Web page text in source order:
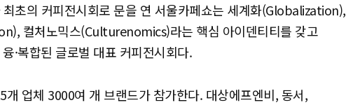
초의 커피전시회로 문을 연 서울카페쇼는 세계화(Globalization),
컬처노믹스(Culturenomics)라는 핵심 아이덴티티를 갖고
·복합된 글로벌 대표 커피전시회다.
개 업체 3000여 개 브랜드가 참가한다. 대상에프엔비, 동서,